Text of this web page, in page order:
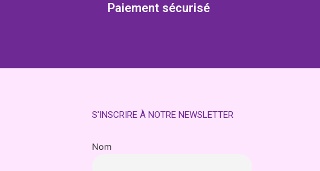
Paiement sécurisé
S'INSCRIRE À NOTRE NEWSLETTER
Nom